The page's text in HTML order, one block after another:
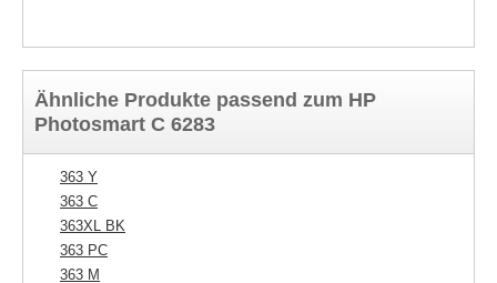
Ähnliche Produkte passend zum HP
Photosmart C 6283
363 Y
363 C
363XL BK
363 PC
363 M